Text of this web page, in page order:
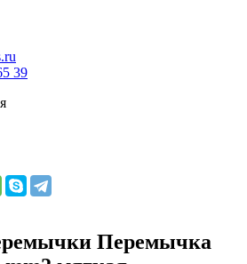
39
Перемычка